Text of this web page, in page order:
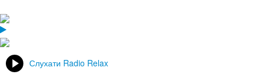
Слухати Radio Relax